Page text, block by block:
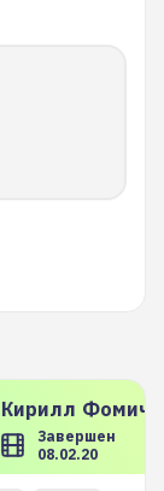
Кирилл
Завершен
08.02.20